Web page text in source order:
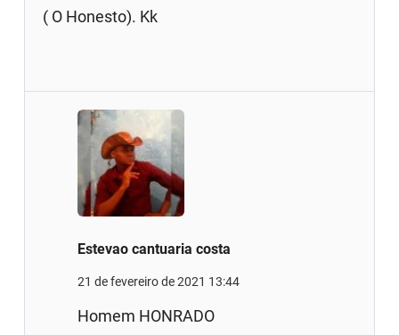
( O Honesto). Kk
Estevao cantuaria costa
21 de fevereiro de 2021 13:44
Homem HONRADO